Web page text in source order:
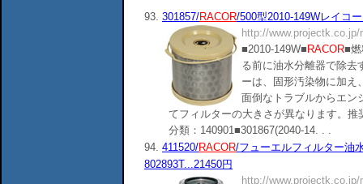
93. 301857/RACOR/500型2010-149Wレイコ
http://
■2010-149W■ RACOR■燃
る前に油水分離器で除去
ーは、固形汚染物に加え
面倒なトラブルからエン
てフィルターの大きさが異なります。
分類：140901■301867(2040-14. . .
94. 411520/RACOR/フューエルフィルター油
802893T...21450円
http://